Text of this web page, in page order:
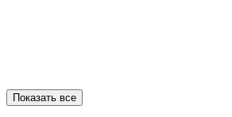
Показать все